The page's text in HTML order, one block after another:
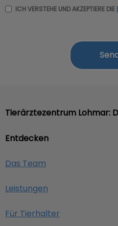
ICH VERSTEHE UND AKZEPTIERE DIE
Entdecken
Das Team
Leistungen
Für Tierhalter
Tierärztezentrum Lohmar: